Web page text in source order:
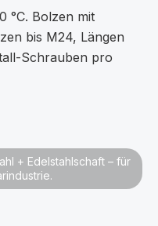
°C. Bolzen mit
bis M24, Längen
Schrauben pro
+ Edelstahlschaft – für